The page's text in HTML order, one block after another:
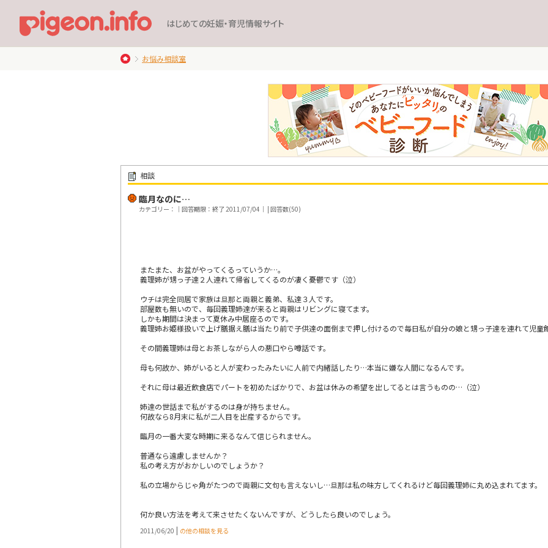
はじめての妊娠・育児情報サイト
お悩み相談室
相談
臨月なのに…
カテゴリー：｜回答期限：終了 2011/07/04｜ | 回答数(50)
またまた、お盆がやってくるっていうか…。
義理姉が甥っ子達２人連れて帰省してくるのが凄く憂鬱です（泣）
ウチは完全同居で家族は旦那と両親と義弟、私達３人です。
部屋数も無いので、毎回義理姉達が来ると両親はリビングに寝てます。
しかも期間は決まって夏休み中居座るのです。
義理姉お姫様扱いで上げ膳据え膳は当たり前で子供達の面倒まで押し付けるので毎日私が自分の娘と甥っ子達を連れて児童
その間義理姉は母とお茶しながら人の悪口やら噂話です。
母も何故か、姉がいると人が変わったみたいに人前で内緒話したり…本当に嫌な人間になるんです。
それに母は最近飲食店でパートを初めたばかりで、お盆は休みの希望を出してるとは言うものの…（泣）
姉達の世話まで私がするのは身が持ちません。
何故なら8月末に私が二人目を出産するからです。
臨月の一番大変な時期に来るなんて信じられません。
普通なら遠慮しませんか？
私の考え方がおかしいのでしょうか？
私の立場からじゃ角がたつので両親に文句も言えないし…旦那は私の味方してくれるけど毎回義理姉に丸め込まれてます。
何か良い方法を考えて来させたくないんですが、どうしたら良いのでしょう。
2011/06/20 | の他の相談を見る